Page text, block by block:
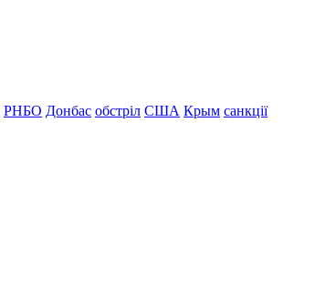
РНБО Донбас обстріл США Крым санкції